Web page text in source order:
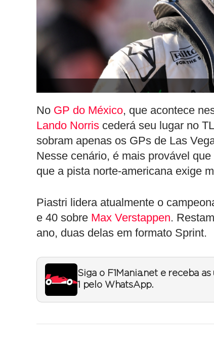
No GP do México, que acontece
Lando Norris cederá seu lugar no
sobram apenas os GPs de Las
Nesse cenário, é mais provável
que a pista norte-americana exige
Piastri lidera atualmente o
e 40 sobre Max Verstappen.
ano, duas delas em formato Sprint.
Siga o F1Mania.net e receba
1 pelo WhatsApp.